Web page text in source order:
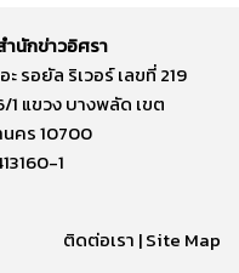
นักข่าวอิศรา
รอยัล ริเวอร์ เลขที่ 219
แขวง บางพลัด เขต
คร 10700
1
ติดต่อเรา |Site Map